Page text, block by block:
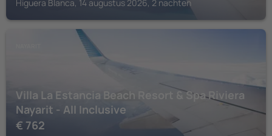
Higuera Blanca, 14 augustus 2026, 2 nachten
Villa La Estancia Beach Resort & Spa Riviera
Nayarit - All Inclusive
€ 762